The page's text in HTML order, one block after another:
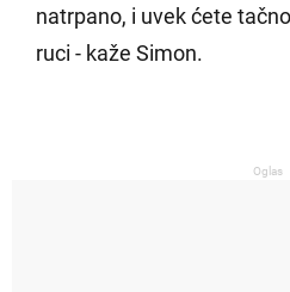
natrpano, i uvek ćete
ruci - kaže Simon.
Oglas